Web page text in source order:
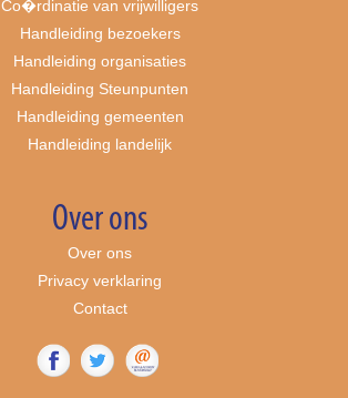
Co�rdinatie van vrijwilligers
Handleiding bezoekers
Handleiding organisaties
Handleiding Steunpunten
Handleiding gemeenten
Handleiding landelijk
Over ons
Over ons
Privacy verklaring
Contact